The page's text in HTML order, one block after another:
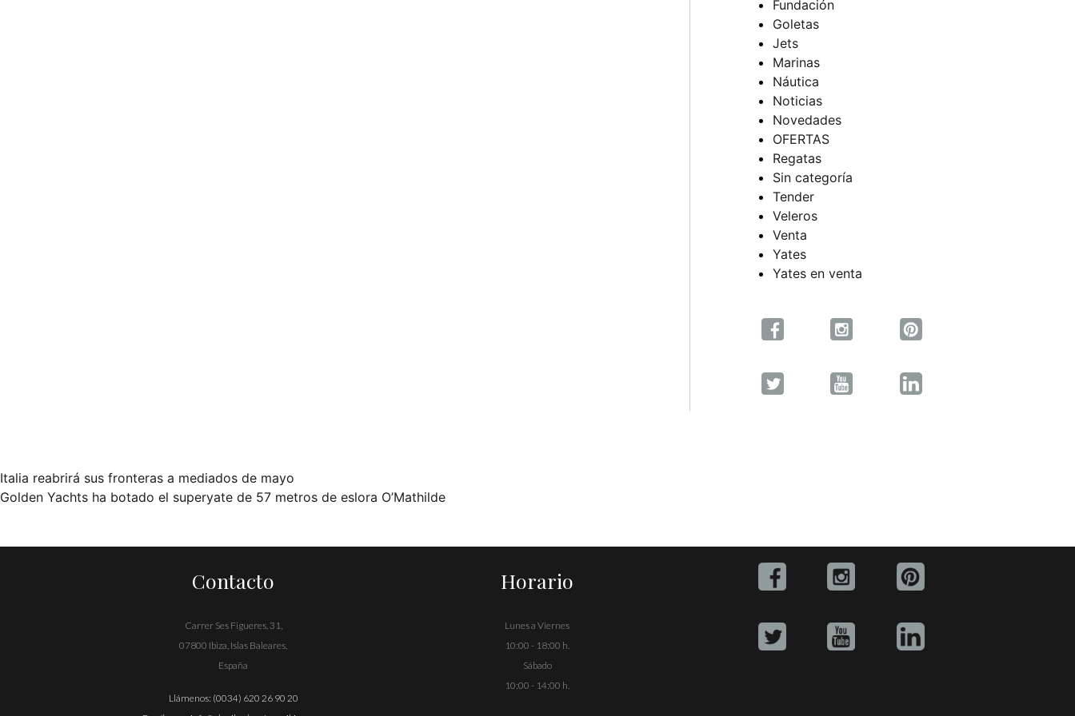
Fundación
Goletas
Jets
Marinas
Náutica
Noticias
Novedades
OFERTAS
Regatas
Sin categoría
Tender
Veleros
Venta
Yates
Yates en venta
Navegación
de
Italia reabrirá sus fronteras a mediados de mayo
Golden Yachts ha botado el superyate de 57 metros de eslora O’Mathilde
Contacto
Carrer Ses Figueres, 31,
07800 Ibiza, Islas Baleares,
España
Llámenos: (0034) 620 26 90 20
Horario
Lunes a Viernes
10:00 - 18:00 h.
Sábado
10:00 - 14:00 h.